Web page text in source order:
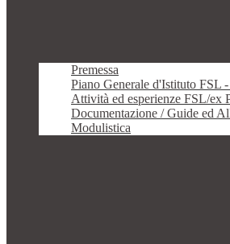
Premessa
Piano Generale d'Istituto FSL
Attività ed esperienze FSL/ex
Documentazione / Guide ed
Modulistica